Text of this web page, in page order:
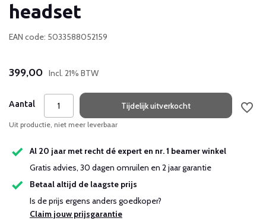
headset
EAN code: 5033588052159
399,00 Incl. 21% BTW
Aantal Tijdelijk uitverkocht
Uit productie, niet meer leverbaar
Al 20 jaar met recht dé expert en nr. 1 beamer winkel
Gratis advies, 30 dagen omruilen en 2 jaar garantie
Betaal altijd de laagste prijs
Is de prijs ergens anders goedkoper?
Claim jouw prijsgarantie